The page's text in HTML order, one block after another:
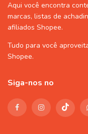
Aqui você encontra
marcas, listas de
afiliados Shopee.
Tudo para você
Shopee.
Siga-nos no